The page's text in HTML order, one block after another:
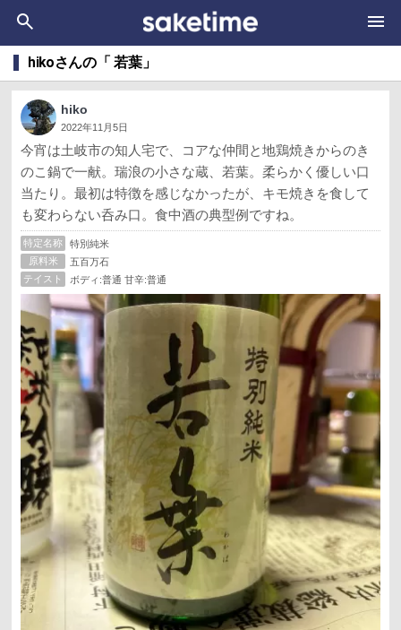
hikoさんの「 若葉」
hiko
2022年11月5日
今宵は土岐市の知人宅で、コアな仲間と地鶏焼きからのき
のこ鍋で一献。瑞浪の小さな蔵、若葉。柔らかく優しい口
当たり。最初は特徴を感じなかったが、キモ焼きを食して
も変わらない呑み口。食中酒の典型例ですね。
特定名称
特別純米
原料米
五百万石
テイスト
ボディ:普通 甘辛:普通